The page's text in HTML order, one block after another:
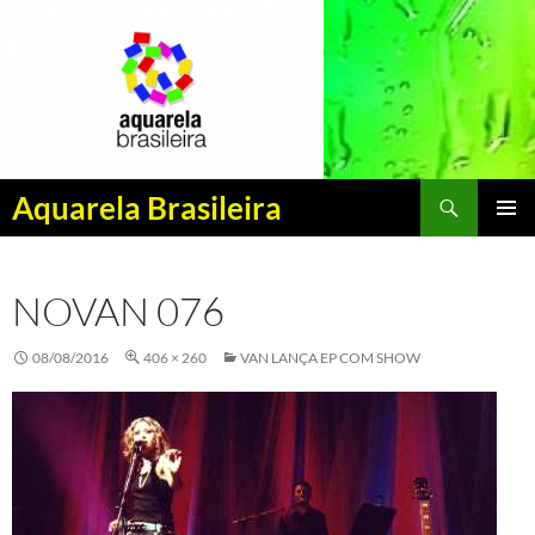
Aquarela Brasileira
Pesquisar
PULAR
CONTEÚDO
NOVAN 076
08/08/2016 406 × 260 VAN LANÇA EP COM SHOW